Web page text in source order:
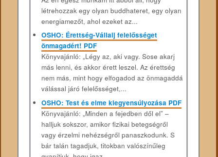
létrehozzak egy olyan buddhateret, egy olyan
energiamezőt, ahol ezeket az...
OSHO: Érettség-Vállalj felelősséget
önmagadért! PDF
Könyvajánló: „Légy az, aki vagy. Sose akarj
más lenni, és akkor érett leszel. Az érettség
nem más, mint hogy elfogadod az önmagaddá
válással járó felelősséget,...
OSHO: Test és elme kiegyensúlyozása PDF
Könyvajánló: „Minden a fejedben dől el” –
halljuk sokszor, amikor fizikai betegségről
vagy érzelmi nehézségről panaszkodunk. S
bár talán tagadjuk, titokban valószínűleg